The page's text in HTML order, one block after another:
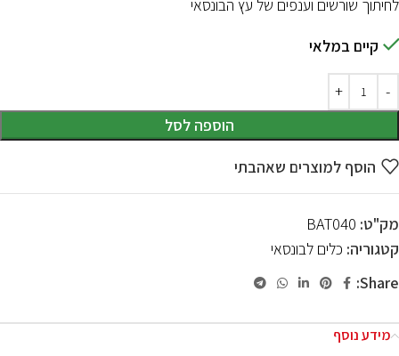
לחיתוך שורשים וענפים של עץ הבונסאי
קיים במלאי
הוספה לסל
הוסף למוצרים שאהבתי
מק"ט: BAT040
קטגוריה: כלים לבונסאי
Share:
מידע נוסף